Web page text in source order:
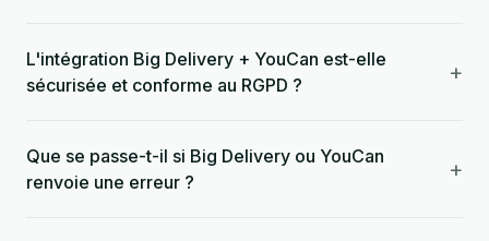
L'intégration Big Delivery + YouCan est-elle
sécurisée et conforme au RGPD ?
+
Que se passe-t-il si Big Delivery ou YouCan
renvoie une erreur ?
+